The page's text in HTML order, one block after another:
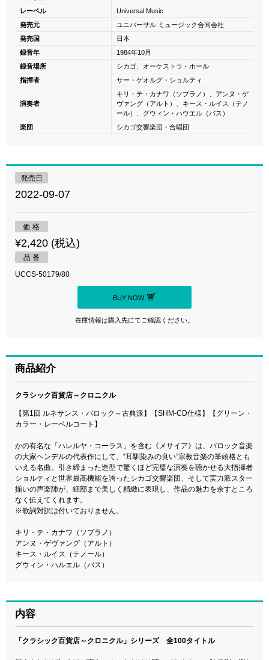
レーベル
Universal Music
発売元
ユニバーサル ミュージック合同会社
発売国
日本
録音年
1984年10月
録音場所
シカゴ、オーケストラ・ホール
指揮者
サー・ゲオルグ・ショルティ
演奏者
キリ・テ・カナワ（ソプラノ）、アンヌ・ゲ
ヴァング（アルト）、キース・ルイス（テノ
ール）、グウィン・ハウエル（バス）
楽団
シカゴ交響楽団・合唱団
発売日
2022-09-07
価 格
¥2,420 (税込)
品 番
UCCS-50179/80
BUY NOW
在庫情報は購入先にてご確認ください。
商品紹介
クラシック百貨店～クロニクル
【第1回 ルネサンス・バロック～古典派】【SHM-CD仕様】【グリーン・
カラー・レーベルコート】
かの有名な「ハレルヤ・コーラス」を含む《メサイア》は、バロック音楽
の大家ヘンデルの代表作にして、“耳馴染みの良い”宗教音楽の筆頭格とも
いえる名曲。引き締まった造型で驚くほど完璧な演奏を聴かせる大指揮者
ショルティと世界最高機能を誇ったシカゴ交響楽団、そして実力派スター
揃いの声楽陣が、細部まで美しく精緻に表現し、作品の魅力を余すところ
なく伝えてくれます。
※歌詞対訳は付いておりません。
キリ・テ・カナワ（ソプラノ）
アンヌ・ゲヴァング（アルト）
キース・ルイス（テノール）
グウィン・ハルエル（バス）
内容
「クラシック百貨店～クロニクル」シリーズ 全100タイトル